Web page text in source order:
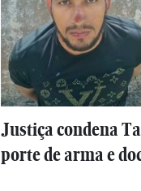
Justiça condena
porte de arma e